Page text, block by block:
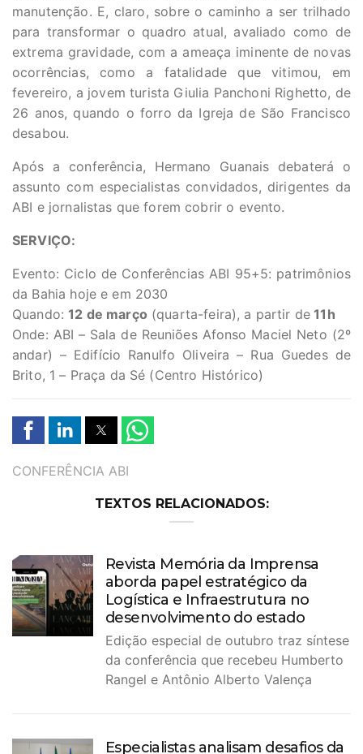
manutenção. E, claro, sobre o caminho a ser trilhado
para transformar o quadro atual, avaliado como de
extrema gravidade, com a ameaça iminente de novas
ocorrências, como a fatalidade que vitimou, em
fevereiro, a jovem turista Giulia Panchoni Righetto, de
26 anos, quando o forro da Igreja de São Francisco
desabou.
Após a conferência, Hermano Guanais debaterá o
assunto com especialistas convidados, dirigentes da
ABI e jornalistas que forem cobrir o evento.
SERVIÇO:
Evento: Ciclo de Conferências ABI 95+5: patrimônios
da Bahia hoje e em 2030
Quando:12 de março (quarta-feira), a partir de 11h
Onde: ABI – Sala de Reuniões Afonso Maciel Neto (2º
andar) – Edifício Ranulfo Oliveira – Rua Guedes de
Brito, 1 – Praça da Sé (Centro Histórico)
TAGS
CONFERÊNCIA ABI
TEXTOS RELACIONADOS:
Revista Memória da Imprensa
aborda papel estratégico da
Logística e Infraestrutura no
desenvolvimento do estado
Edição especial de outubro traz síntese
da conferência que recebeu Humberto
Rangel e Antônio Alberto Valença
Especialistas analisam desafios da